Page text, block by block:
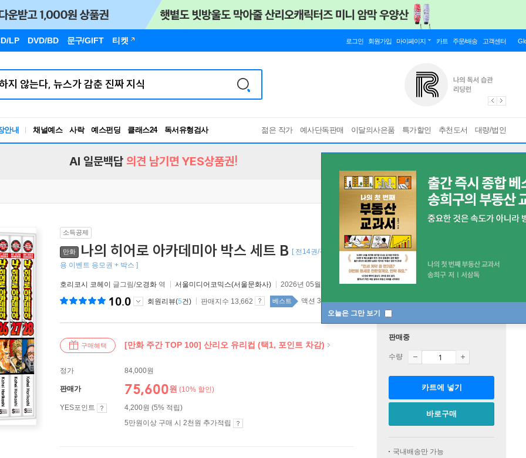
LP DVD/BD 문구/GIFT 티켓 로그인 회원가입 마이페이지 카트 주문/배송 고객센터
안내 채널예스 사락 예스펀딩 클래스24
독서유형검사
RBTI Lab
젊은 작가 예사단독판매 이달의사은품 특가할인 추천도서 대량/법인
오늘은 그만 보기
AI 일문백답 의견 남기면 YES상품권!
소득공제
만화 나의 히어로 아카데미아 박스 세트 B [ 전14권/구성 : 일러스트 트럼프 카드 18매 세트 B + 박스판 구매자 전
용 이벤트 응모권 + 박스 ]
호리코시 코헤이 글그림/오경화 역 서울미디어코믹스(서울문화사) 2026년 05월 29일
10.0 회원리뷰(5건) 판매지수 13,662 베스트 액션 33위 국내도서 top100 1주
구매혜택 [만화 주간 TOP 100] 산리오 유리컵 (택1, 포인트 차감)
정가 84,000원
판매가 75,600원 (10% 할인)
YES포인트
4,200원 (5% 적립)
5만원이상 구매 시 2천원 추가적립
판매중
수량
카트에 넣기
바로구매
국내배송만 가능